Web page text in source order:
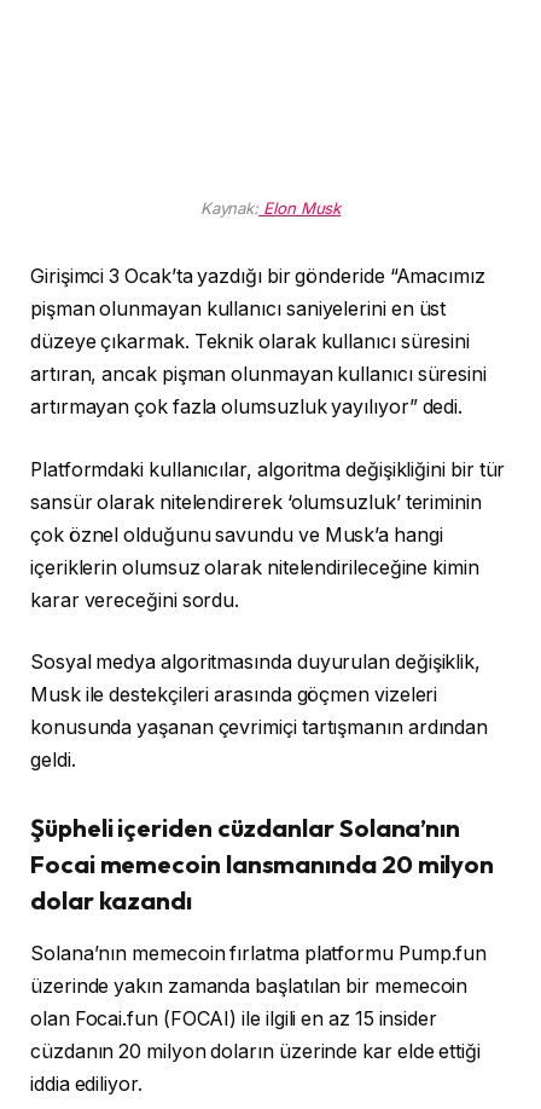
Kaynak: Elon Musk
Girişimci 3 Ocak’ta yazdığı bir gönderide “Amacımız
pişman olunmayan kullanıcı saniyelerini en üst
düzeye çıkarmak. Teknik olarak kullanıcı süresini
artıran, ancak pişman olunmayan kullanıcı süresini
artırmayan çok fazla olumsuzluk yayılıyor” dedi.
Platformdaki kullanıcılar, algoritma değişikliğini bir tür
sansür olarak nitelendirerek ‘olumsuzluk’ teriminin
çok öznel olduğunu savundu ve Musk’a hangi
içeriklerin olumsuz olarak nitelendirileceğine kimin
karar vereceğini sordu.
Sosyal medya algoritmasında duyurulan değişiklik,
Musk ile destekçileri arasında göçmen vizeleri
konusunda yaşanan çevrimiçi tartışmanın ardından
geldi.
Şüpheli içeriden cüzdanlar Solana’nın
Focai memecoin lansmanında 20 milyon
dolar kazandı
Solana’nın memecoin fırlatma platformu Pump.fun
üzerinde yakın zamanda başlatılan bir memecoin
olan Focai.fun (FOCAI) ile ilgili en az 15 insider
cüzdanın 20 milyon doların üzerinde kar elde ettiği
iddia ediliyor.